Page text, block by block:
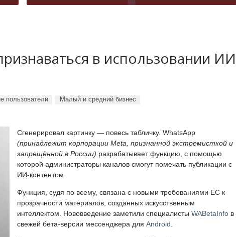
в использовании ИИ
пользователи Малый и средний бизнес
Сгенерировал картинку — повесь табличку. WhatsApp
(принадлежит корпорации Meta, признанной экстремисткой и
запрещённой в России) разрабатывает функцию, с помощью
которой администраторы каналов смогут помечать публикации с
ИИ-контентом.
Функция, судя по всему, связана с новыми требованиями ЕС к
прозрачности материалов, созданных искусственным
интеллектом. Нововведение заметили специалисты WABetaInfo в
свежей бета-версии мессенджера для Android.